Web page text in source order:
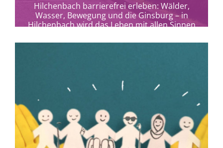
Hilchenbach barrierefrei erleben: Wälder,
Wasser, Bewegung und die Ginsburg – in
Hilchenbach wird das Leben mit allen Sinnen